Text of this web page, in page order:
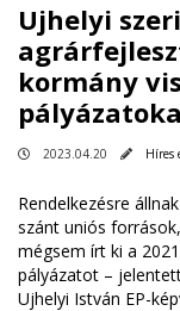
Ujhelyi
kormány
2023.04.20 Híres
Rendelkezésre
szánt uniós
mégsem írt ki a
pályázatot –
Ujhelyi István EP-